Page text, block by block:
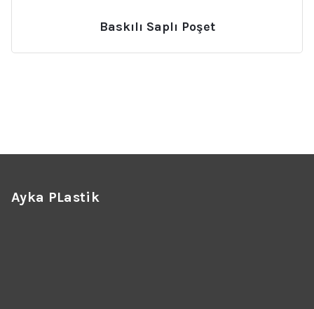
Baskılı Saplı Poşet
Ayka PLastik